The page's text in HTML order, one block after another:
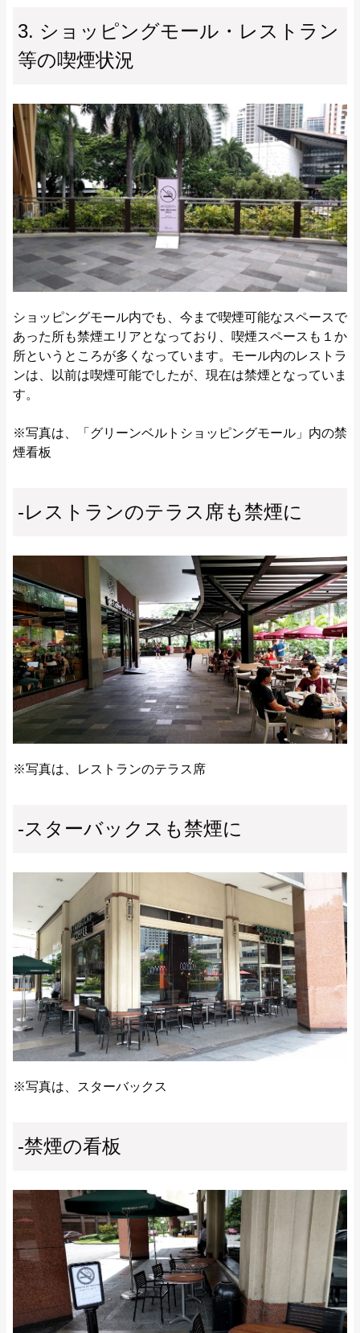
3. ショッピングモール・レストラン
等の喫煙状況
ショッピングモール内でも、今まで喫煙可能なスペースで
あった所も禁煙エリアとなっており、喫煙スペースも１か
所というところが多くなっています。モール内のレストラ
ンは、以前は喫煙可能でしたが、現在は禁煙となっていま
す。
※写真は、「グリーンベルトショッピングモール」内の禁
煙看板
-レストランのテラス席も禁煙に
※写真は、レストランのテラス席
-スターバックスも禁煙に
※写真は、スターバックス
-禁煙の看板